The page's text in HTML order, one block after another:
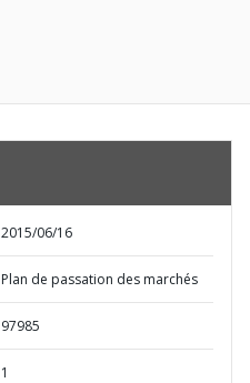
2015/06/16
Plan de passation des marchés
97985
1